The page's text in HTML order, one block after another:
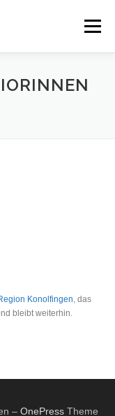
Menü
Konolfingen, das
bleibt weiterhin.
– OnePressTheme